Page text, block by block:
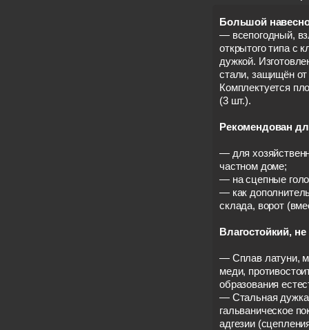
Большой
— всепогодный,
открытого типа с
дужкой.
стали, защищён от
Комплектуется
(3 шт.).
Рекомендован
— для
частном доме;
— на сцепные
— как
склада, ворот
Влагостойкий,
— Сплав латуни,
меди,
образования
— Стальная дужка
гальваническое
адгезии